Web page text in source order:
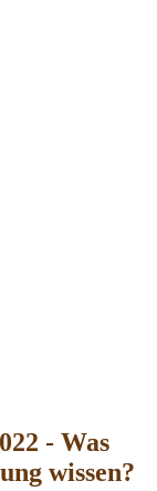
- Was
wissen?